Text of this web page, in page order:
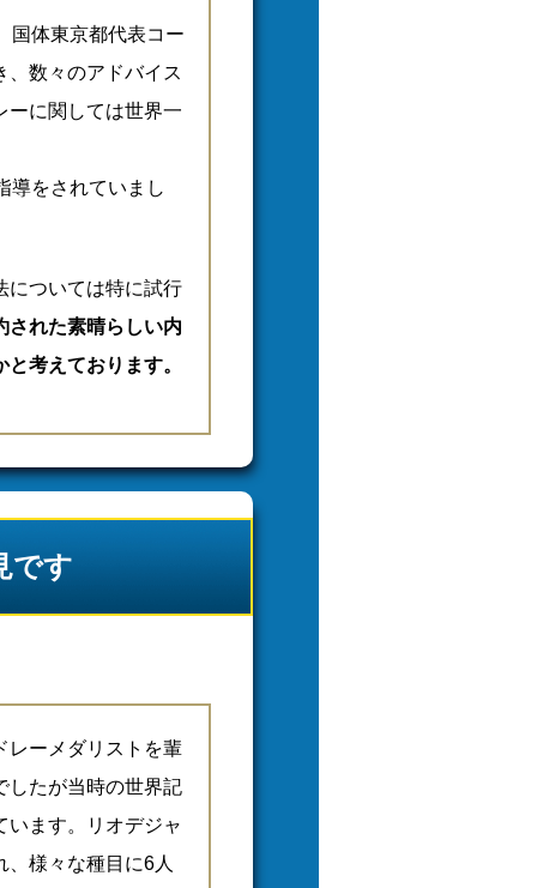
国体東京都代表コー
、数々のアドバイス
ーに関しては世界一
導をされていまし
については特に試行
された素晴らしい内
考えております。
です
レーメダリストを輩
したが当時の世界記
います。リオデジャ
様々な種目に6人